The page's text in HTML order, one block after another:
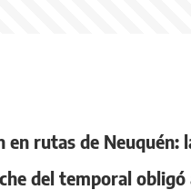
rutas de Neuquén:
del temporal